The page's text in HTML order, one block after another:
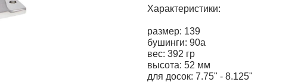
Характеристики:
размер: 139
бушинги: 90а
вес: 392 гр
высота: 52 мм
для досок: 7.75" - 8.125"